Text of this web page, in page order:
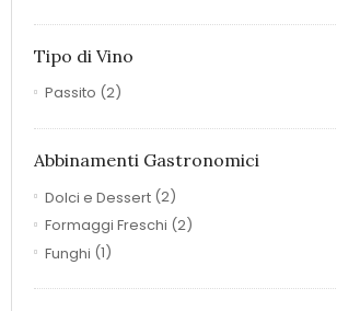
Tipo di Vino
Passito (2)
Abbinamenti Gastronomici
Dolci e Dessert (2)
Formaggi Freschi (2)
Funghi (1)